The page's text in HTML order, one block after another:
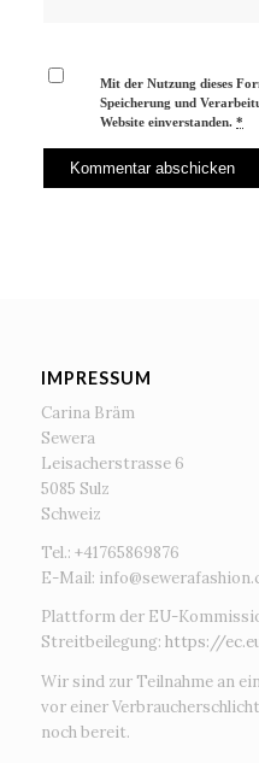
Mit der Nutzung dieses
Speicherung und
Website einverstanden.*
IMPRESSUM
Carina Bräm
Sewera
Leisacherstrasse 6
5085 Sulz
Schweiz
Tel.: +41765869876
E-Mail:
Plattform der EU-
Streitbeilegung: https://
Wir sind zur Teilnahme an
vor einer
noch bereit.